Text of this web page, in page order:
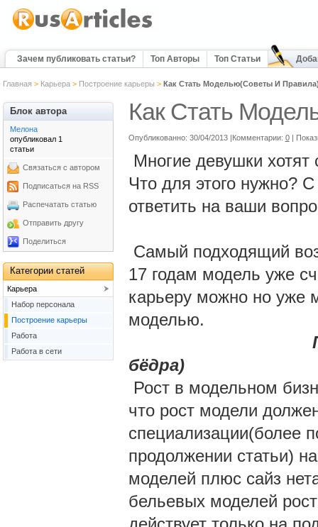
Зачем публиковать статьи? Топ Авторы Топ Статьи
Главная > Карьера> Построение карьеры > Как Стать Моделью(Советы И
Как Стать
Опубликованно: 30/04/2013 |Комментарии: 0 |
Многие девушки хотят
Что для этого нужно?
ответить на ваши
Самый подходящий
17 годам модель уже
карьеру можно но уже
моделью.
Параметры
бёдра)
Рост в модельном
что рост модели
специализации(более
продолжении статьи)
моделей плюс сайз
бельевых моделей
Блок автора
Мелона
опубликовал 1
статьи
Связаться с автором
Подписаться на RSS
Распечатать статью
Отправить другу
Поделиться
Категории статей
Карьера
Набор персонала
Построение карьеры
Работа
Работа в сети